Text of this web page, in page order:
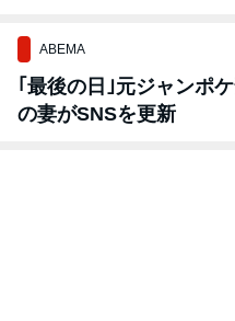
ABEMA
｢最後の日｣元ジャンポ
の妻がSNSを更新